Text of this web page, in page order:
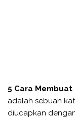
5 Cara
adalah sebuah
diucapkan